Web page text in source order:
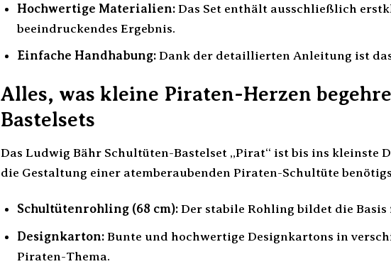
Hochwertige Materialien:Das Set enthält ausschließlich
beeindruckendes Ergebnis.
Einfache Handhabung:Dank der detaillierten Anleitung ist
Alles, was kleine Piraten-Herzen
Bastelsets
Das Ludwig Bähr Schultüten-Bastelset „Pirat“ ist bis ins kleinste
die Gestaltung einer atemberaubenden Piraten-Schultüte
Schultütenrohling (68 cm):Der stabile Rohling bildet die
Designkarton:Bunte und hochwertige Designkartons in
Piraten-Thema.